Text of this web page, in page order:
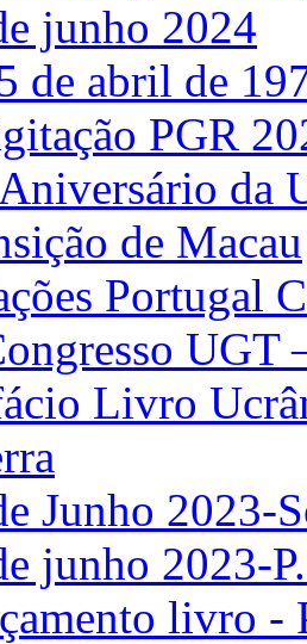
junho 2024
de abril de
PGR
da
de Macau
Portugal
UGT
Livro
Junho 2023-
junho 2023-
livro -